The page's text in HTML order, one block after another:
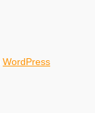
WordPress